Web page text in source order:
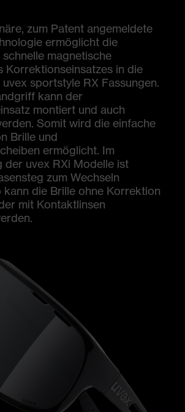
zum Patent angemeldete
ermöglicht die
magnetische
Korrektionseinsatzes in die
sportstyle RX Fassungen.
kann der
montiert und auch
Somit wird die einfache
Brille und
ermöglicht. Im
der uvex RXi Modelle ist
zum Wechseln
kann die Brille ohne Korrektion
mit Kontaktlinsen